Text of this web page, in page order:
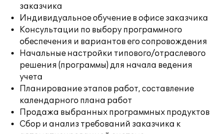
заказчика
Индивидуальное обучение в офисе заказчика
Консультации по выбору программного
обеспечения и вариантов его сопровождения
Начальные настройки типового/отраслевого
решения (программы) для начала ведения
учета
Планирование этапов работ, составление
календарного плана работ
Продажа выбранных программных продуктов
Сбор и анализ требований заказчика к